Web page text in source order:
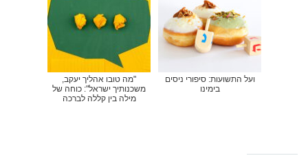
ועל התשועות: סיפורי ניסים
בימינו
"מה טובו אהליך יעקב,
משכנותיך ישראל": כוחה של
מילה בין קללה לברכה